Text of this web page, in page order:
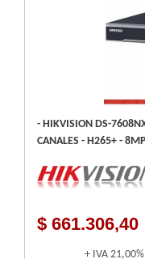
- HIKVISION DS-7608NXI-
CANALES
$ 661.306,40
+ IVA 21,00%